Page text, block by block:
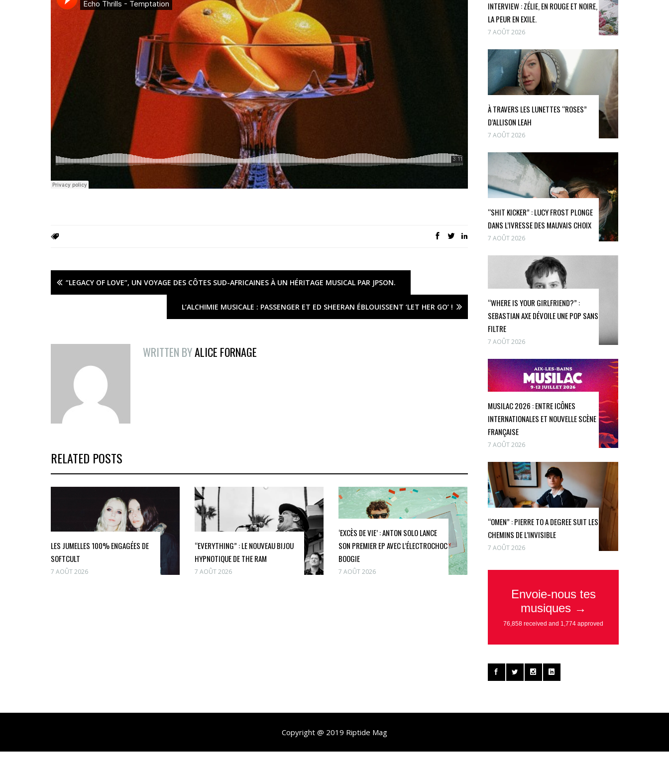
“LEGACY OF LOVE”, UN VOYAGE DES CÔTES SUD-AFRICAINES À UN HÉRITAGE MUSICAL PAR JPSON.
L’ALCHIMIE MUSICALE : PASSENGER ET ED SHEERAN ÉBLOUISSENT ‘LET HER GO’ !
WRITTEN BYALICE FORNAGE
RELATED POSTS
LES JUMELLES 100% ENGAGÉES DE
SOFTCULT
7 AOÛT 2026
“EVERYTHING” : LE NOUVEAU BIJOU
HYPNOTIQUE DE THE RAM
7 AOÛT 2026
‘EXCÈS DE VIE’ : ANTON SOLO LANCE
SON PREMIER EP AVEC L’ÉLECTROCHOC
BOOGIE
7 AOÛT 2026
INTERVIEW : ZÉLIE, EN ROUGE ET NOIRE,
LA PEUR EN EXILE.
7 AOÛT 2026
À TRAVERS LES LUNETTES “ROSES”
D’ALLISON LEAH
7 AOÛT 2026
“SHIT KICKER” : LUCY FROST PLONGE
DANS L’IVRESSE DES MAUVAIS CHOIX
7 AOÛT 2026
“WHERE IS YOUR GIRLFRIEND?” :
SEBASTIAN AXE DÉVOILE UNE POP SANS
FILTRE
7 AOÛT 2026
MUSILAC 2026 : ENTRE ICÔNES
INTERNATIONALES ET NOUVELLE SCÈNE
FRANÇAISE
7 AOÛT 2026
“OMEN” : PIERRE TO A DEGREE SUIT LES
CHEMINS DE L’INVISIBLE
7 AOÛT 2026
Copyright @ 2019 Riptide Mag